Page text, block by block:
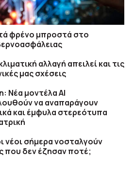
φρένο μπροστά στο
αλλαγή απειλεί και τις
μας σχέσεις
Νέα μοντέλα ΑΙ
να αναπαράγουν
και έμφυλα στερεότυπα
νέοι σήμερα νοσταλγούν
που δεν έζησαν ποτέ;